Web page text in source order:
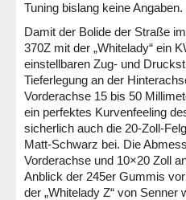
Tuning bislang keine Angaben.
Damit der Bolide der Straße
370Z mit der „Whitelady“ ein
einstellbaren Zug- und
Tieferlegung an der
Vorderachse 15 bis 50
ein perfektes Kurvenfeeling
sicherlich auch die 20-Zoll-
Matt-Schwarz bei. Die
Vorderachse und 10×20 Zoll
Anblick der 245er Gummis
der „Whitelady Z“ von